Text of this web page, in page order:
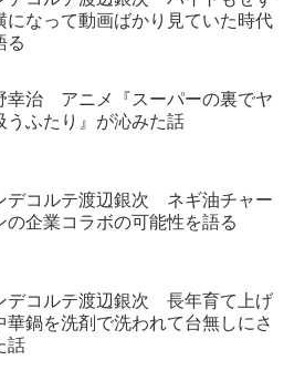
になって動画ばかり見ていた時代
る
幸治 アニメ『スーパーの裏でヤ
うふたり』が沁みた話
デコルテ渡辺銀次 ネギ油チャー
の企業コラボの可能性を語る
デコルテ渡辺銀次 長年育て上げ
華鍋を洗剤で洗われて台無しにさ
話